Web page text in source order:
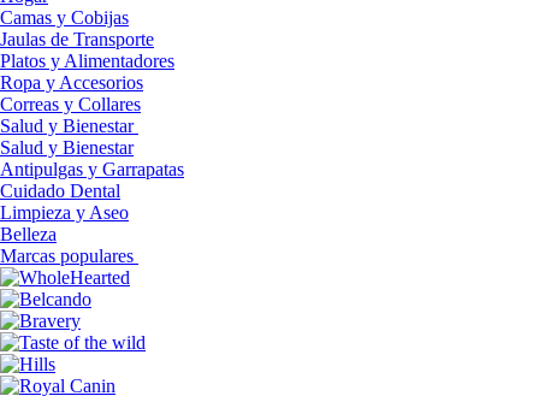
Camas y Cobijas
Jaulas de Transporte
Platos y Alimentadores
Ropa y Accesorios
Correas y Collares
Salud y Bienestar
Salud y Bienestar
Antipulgas y Garrapatas
Cuidado Dental
Limpieza y Aseo
Belleza
Marcas populares